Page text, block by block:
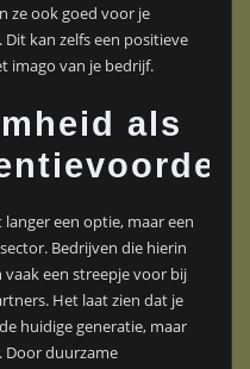
ze ook goed voor je
kan zelfs een positieve
imago van je bedrijf.
als
een optie, maar een
Bedrijven die hierin
een streepje voor bij
Het laat zien dat je
huidige generatie, maar
Door duurzame